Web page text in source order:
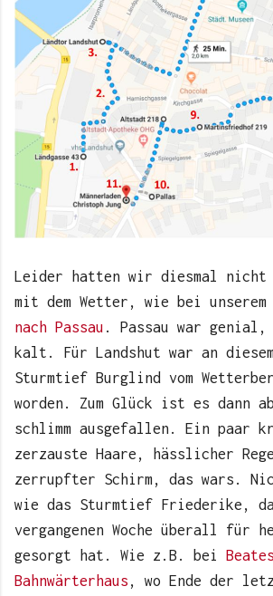
Leider hatten wir diesmal
mit dem Wetter, wie bei unserem
nach Passau . Passau war genial,
kalt. Für Landshut war an
Sturmtief Burglind vom
worden. Zum Glück ist es dann
schlimm ausgefallen. Ein paar
zerzauste Haare, hässlicher
zerrupfter Schirm, das wars.
wie das Sturmtief Friederike,
vergangenen Woche überall für
gesorgt hat. Wie z.B. bei Beates
Bahnwärterhaus , wo Ende der